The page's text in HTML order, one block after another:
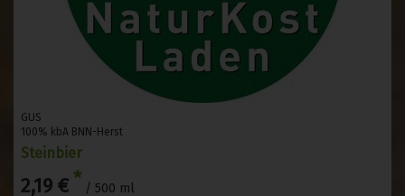
GUS
100% kbA BNN-Herst
Steinbier
2,19 € * / 500 ml